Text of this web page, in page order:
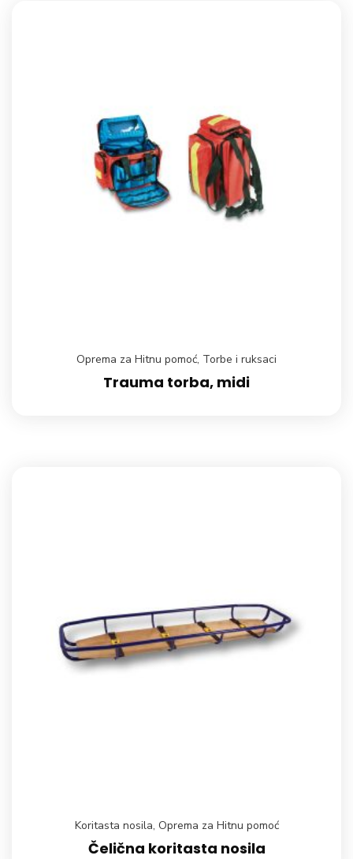
Oprema za Hitnu pomoć, Torbe i ruksaci
Trauma torba, midi
Koritasta nosila, Oprema za Hitnu pomoć
Čelična koritasta nosila